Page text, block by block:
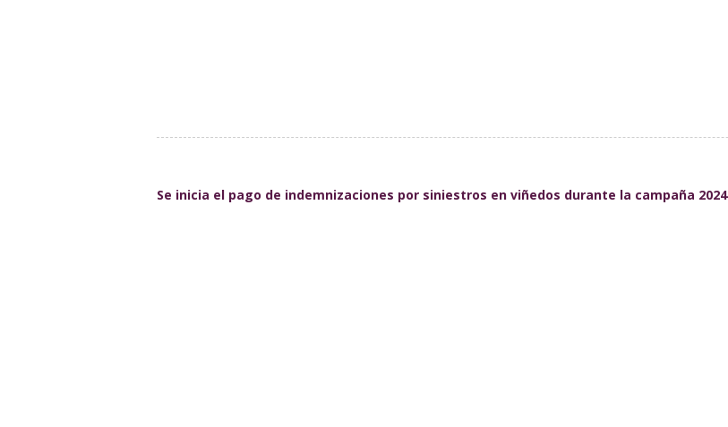
Se inicia el pago de indemnizaciones por siniestros en viñedos durante la campaña 2024